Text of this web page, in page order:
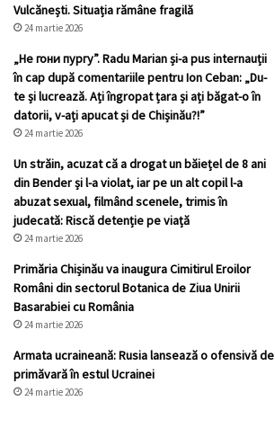
Vulcănești. Situația rămâne fragilă
24 martie 2026
„Не гони пургу”. Radu Marian și-a pus internauții
în cap după comentariile pentru Ion Ceban: „Du-
te și lucrează. Ați îngropat țara și ați băgat-o în
datorii, v-ați apucat și de Chișinău?!”
24 martie 2026
Un străin, acuzat că a drogat un băiețel de 8 ani
din Bender și l-a violat, iar pe un alt copil l-a
abuzat sexual, filmând scenele, trimis în
judecată: Riscă detenție pe viață
24 martie 2026
Primăria Chișinău va inaugura Cimitirul Eroilor
Români din sectorul Botanica de Ziua Unirii
Basarabiei cu România
24 martie 2026
Armata ucraineană: Rusia lansează o ofensivă de
primăvară în estul Ucrainei
24 martie 2026